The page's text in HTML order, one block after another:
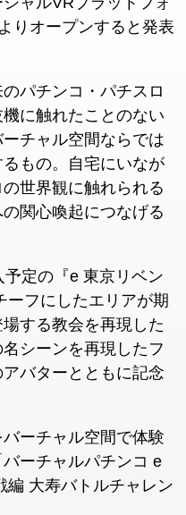
りオープンすると発表
パチンコ・パチスロ
に触れたことのない
チャル空間ならでは
もの。自宅にいなが
世界観に触れられる
関心喚起につなげる
定の『e 東京リベン
ーフにしたエリアが期
する教会を再現した
シーンを再現したフ
バターとともに記念
ーチャル空間で体験
ーチャルパチンコ e
編 大寿バトルチャレン